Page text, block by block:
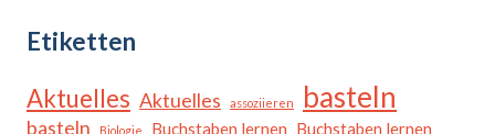
Etiketten
Aktuelles Aktuelles assoziieren basteln
basteln Biologie Buchstaben lernen Buchstaben lernen